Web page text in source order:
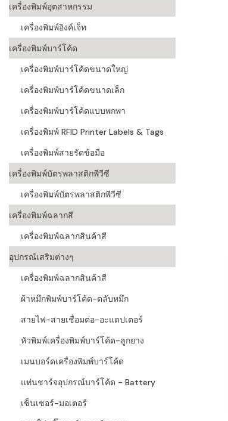
เครื่องพิมพ์อุตสาหกรรม
เครื่องพิมพ์อิงค์เจ็ท
เครื่องพิมพ์บาร์โค้ด
เครื่องพิมพ์บาร์โค้ดขนาดใหญ่
เครื่องพิมพ์บาร์โค้ดขนาดเล็ก
เครื่องพิมพ์บาร์โค้ดแบบพกพา
เครื่องพิมพ์ RFID Printer Labels & Tags
เครื่องพิมพ์สายรัดข้อมือ
เครื่องพิมพ์บัตรพลาสติกพีวีซี
เครื่องพิมพ์บัตรพลาสติกพีวีซี
เครื่องพิมพ์ฉลากสี
เครื่องพิมพ์ฉลากสินค้าสี
อุปกรณ์เสริมต่างๆ
เครื่องพิมพ์ฉลากสินค้าสี
ผ้าหมึกพิมพ์บาร์โค้ด-ตลับหมึก
สายไฟ-สายเชื่อมต่อ-อะแดปเตอร์
หัวพิมพ์เครื่องพิมพ์บาร์โค้ด-ลูกยาง
เมนบอร์ดเครื่องพิมพ์บาร์โค้ด
แท่นชาร์จอุปกรณ์บาร์โค้ด - Battery
เซ็นเซอร์-มอเตอร์